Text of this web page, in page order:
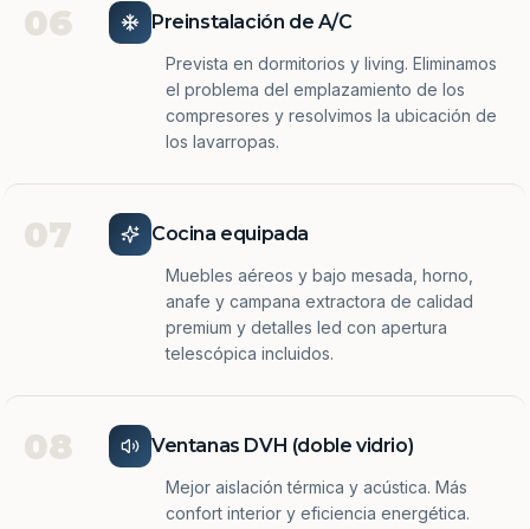
06 Preinstalación de A/C
Prevista en dormitorios y living. Eliminamos
el problema del emplazamiento de los
compresores y resolvimos la ubicación de
los lavarropas.
07 Cocina equipada
Muebles aéreos y bajo mesada, horno,
anafe y campana extractora de calidad
premium y detalles led con apertura
telescópica incluidos.
08 Ventanas DVH (doble vidrio)
Mejor aislación térmica y acústica. Más
confort interior y eficiencia energética.